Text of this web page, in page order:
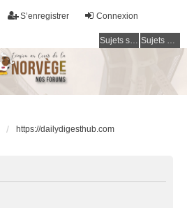
Connexion
S’enregistrer
Sujets sans réponse Sujets actifs
https://dailydigesthub.com